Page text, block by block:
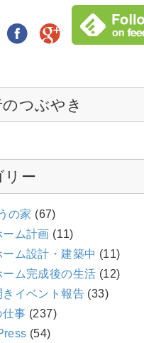
つぶやき
リー
の家 (67)
ーム計画 (11)
ーム設計・建築中 (11)
ーム完成後の生活 (12)
きイベント報告 (33)
事 (237)
(54)